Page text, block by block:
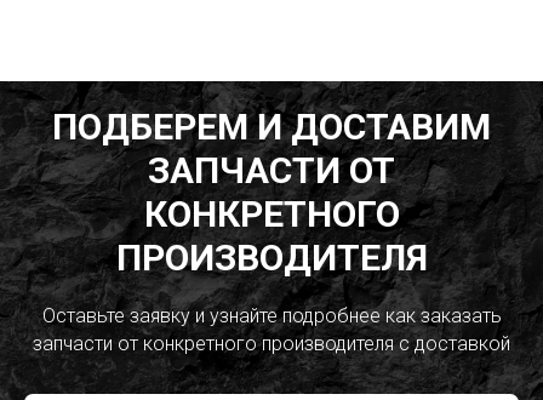
ПОДБЕРЕМ И ДОСТАВИМ
ЗАПЧАСТИ ОТ
КОНКРЕТНОГО
ПРОИЗВОДИТЕЛЯ
Оставьте заявку и узнайте подробнее как заказать
запчасти от конкретного производителя с доставкой